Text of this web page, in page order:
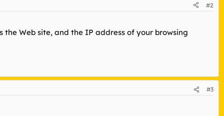
#2
Web site, and the IP address of your browsing
#3